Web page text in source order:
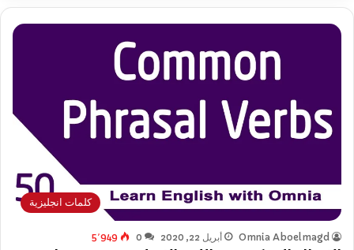
كلمات انجليزية
Omnia Aboelmagd أبريل 22, 2020 0 5٬949